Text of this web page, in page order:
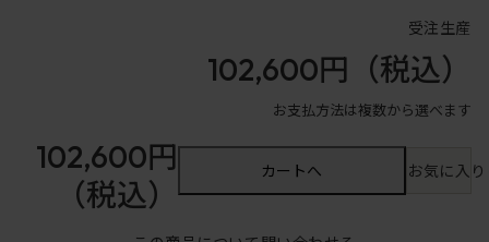
受注生産
102,600円 （税込）
お支払方法は複数から選べます
102,600円
（税込）
カートへ お気に入